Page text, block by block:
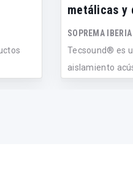
metálicas y
SOPREMA IBERIA
Tecsound® es
aislamiento